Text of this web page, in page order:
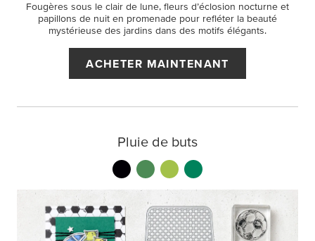
Fougères sous le clair de lune, fleurs d’éclosion nocturne et
papillons de nuit en promenade pour refléter la beauté
mystérieuse des jardins dans des motifs élégants.
ACHETER MAINTENANT
Pluie de buts